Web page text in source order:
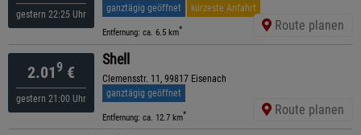
gestern 22:25 Uhr
ganztägig geöffnet
kürzeste Anfahrt
Entfernung: ca. 6.5 km* Route planen
2.019 €
gestern 21:00 Uhr
Shell
Clemensstr. 11, 99817 Eisenach
ganztägig geöffnet
Entfernung: ca. 12.7 km* Route planen